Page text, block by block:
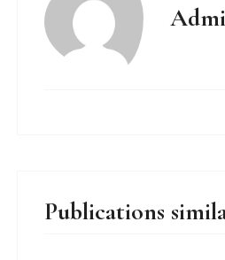
Publications